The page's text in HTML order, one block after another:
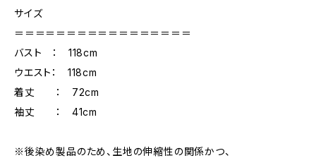
サイズ
＝＝＝＝＝＝＝＝＝＝＝＝＝＝＝＝＝
バスト ： 118cm
ウエスト： 118cm
着丈 ： 72cm
袖丈 ： 41cm
※後染め製品のため、生地の伸縮性の関係かつ、